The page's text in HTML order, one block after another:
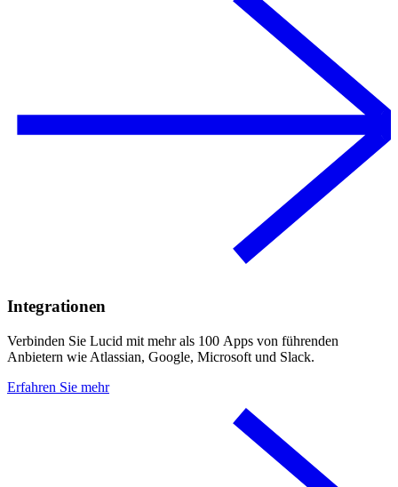
Integrationen
Verbinden Sie Lucid mit mehr als 100 Apps von führenden
Anbietern wie Atlassian, Google, Microsoft und Slack.
Erfahren Sie mehr